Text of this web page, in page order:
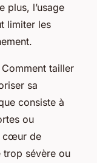
plus, l’usage
limiter les
tailler
sa
consiste à
ou
cœur de
trop sévère ou